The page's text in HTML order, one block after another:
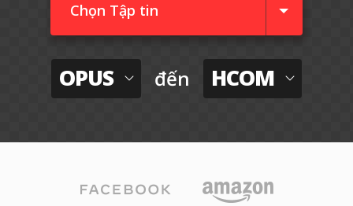
Chọn Tập tin
OPUS đến HCOM